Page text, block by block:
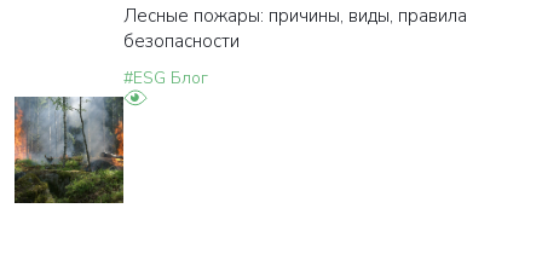
Лесные пожары: причины, виды, правила
безопасности
#ESG Блог